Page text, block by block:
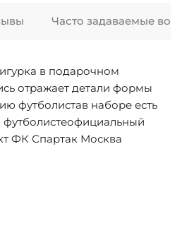
в подарочном
отражает детали формы
футболистав наборе есть
ФК Спартак Москва
Часто задаваемые